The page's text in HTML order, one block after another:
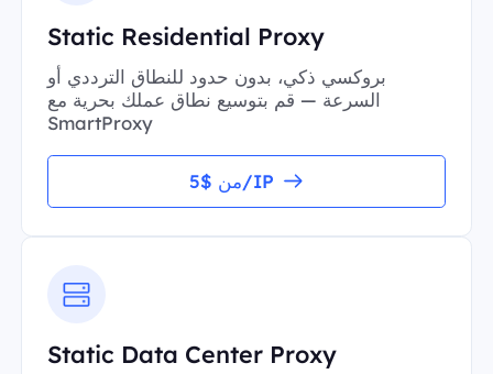
Static Residential Proxy
بروكسي ذكي، بدون حدود للنطاق الترددي أو
السرعة — قم بتوسيع نطاق عملك بحرية مع
SmartProxy
من $5/IP
Static Data Center Proxy